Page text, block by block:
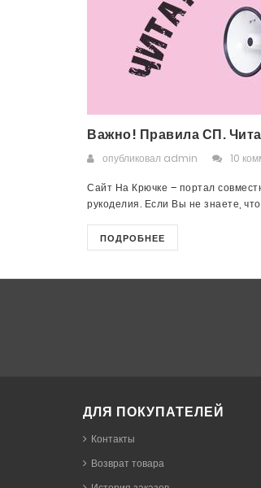
Важно! Правила СП.
опубликовал admin 10
Сайт На Крючке – портал
рукоделия. Если Вы не знаете,
ПОДРОБНЕЕ
ДЛЯ ПОКУПАТЕЛЕЙ
Контакты
Возврат товара